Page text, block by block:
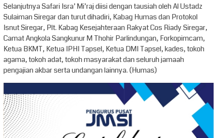
Selanjutnya Safari Isra’ Mi’raj diisi dengan tausiah oleh Al Ustadz
Sulaiman Siregar dan turut dihadiri, Kabag Humas dan Protokol
Isnut Siregar, Plt. Kabag Kesejahteraan Rakyat Cos Riady Siregar,
Camat Angkola Sangkunur M Thohir Parlindungan, Forkopimcam,
Ketua BKMT, Ketua IPHI Tapsel, Ketua DMI Tapsel, kades, tokoh
agama, tokoh adat, tokoh masyarakat dan seluruh jamaah
pengajian akbar serta undangan lainnya. (Humas)